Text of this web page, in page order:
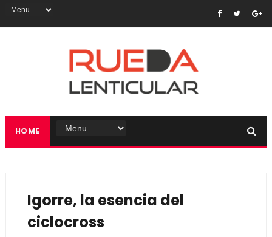
HOME
Igorre, la esencia del
ciclocross